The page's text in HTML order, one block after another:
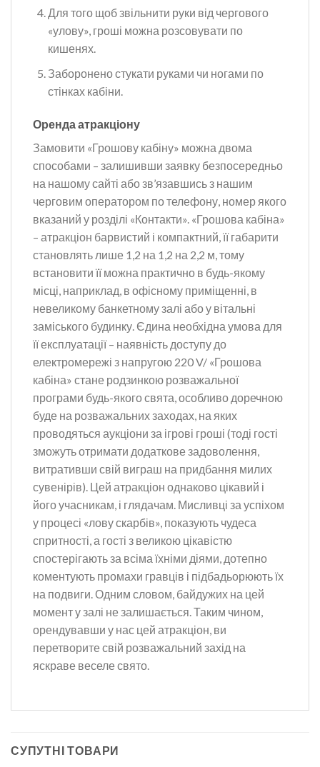
Для того щоб звільнити руки від чергового
«улову», гроші можна розсовувати по
кишенях.
Заборонено стукати руками чи ногами по
стінках кабіни.
Оренда атракціону
Замовити «Грошову кабіну» можна двома
способами – залишивши заявку безпосередньо
на нашому сайті або зв’язавшись з нашим
черговим оператором по телефону, номер якого
вказаний у розділі «Контакти». «Грошова кабіна»
– атракціон барвистий і компактний, її габарити
становлять лише 1,2 на 1,2 на 2,2 м, тому
встановити її можна практично в будь-якому
місці, наприклад, в офісному приміщенні, в
невеликому банкетному залі або у вітальні
заміського будинку. Єдина необхідна умова для
її експлуатації – наявність доступу до
електромережі з напругою 220 V/ «Грошова
кабіна» стане родзинкою розважальної
програми будь-якого свята, особливо доречною
буде на розважальних заходах, на яких
проводяться аукціони за ігрові гроші (тоді гості
зможуть отримати додаткове задоволення,
витративши свій виграш на придбання милих
сувенірів). Цей атракціон однаково цікавий і
його учасникам, і глядачам. Мисливці за успіхом
у процесі «лову скарбів», показують чудеса
спритності, а гості з великою цікавістю
спостерігають за всіма їхніми діями, дотепно
коментують промахи гравців і підбадьорюють їх
на подвиги. Одним словом, байдужих на цей
момент у залі не залишається. Таким чином,
орендувавши у нас цей атракціон, ви
перетворите свій розважальний захід на
яскраве веселе свято.
СУПУТНІ ТОВАРИ